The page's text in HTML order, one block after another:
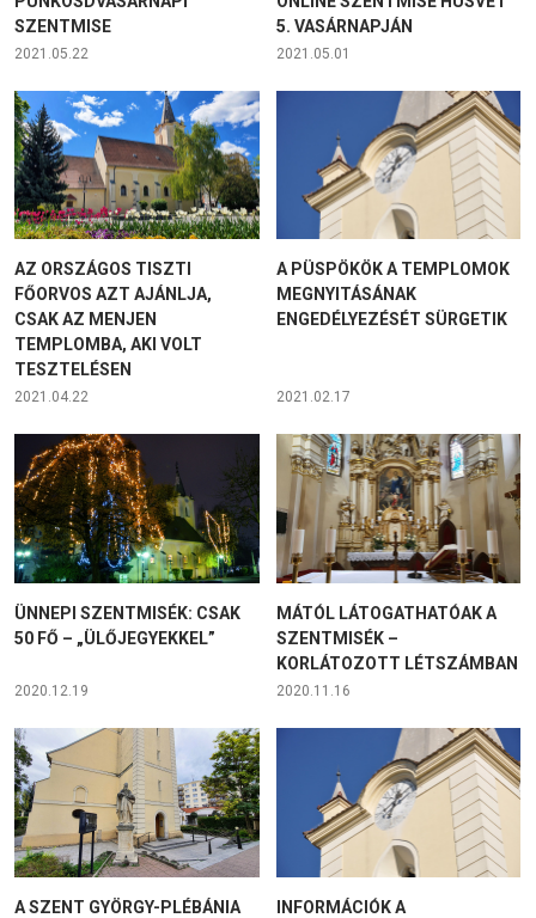
SZENTMISE
2021.05.22
5. VASÁRNAPJÁN
2021.05.01
AZ ORSZÁGOS TISZTI
FŐORVOS AZT AJÁNLJA,
CSAK AZ MENJEN
TEMPLOMBA, AKI VOLT
TESZTELÉSEN
2021.04.22
A PÜSPÖKÖK A TEMPLOMOK
MEGNYITÁSÁNAK
ENGEDÉLYEZÉSÉT SÜRGETIK
2021.02.17
ÜNNEPI SZENTMISÉK: CSAK
50 FŐ – „ÜLŐJEGYEKKEL”
2020.12.19
MÁTÓL LÁTOGATHATÓAK A
SZENTMISÉK –
KORLÁTOZOTT LÉTSZÁMBAN
2020.11.16
A SZENT GYÖRGY-PLÉBÁNIA
INFORMÁCIÓK A